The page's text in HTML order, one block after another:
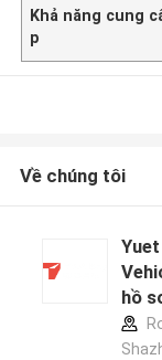
Khả năng cung
p
Về chúng tôi
Yuet
hồ